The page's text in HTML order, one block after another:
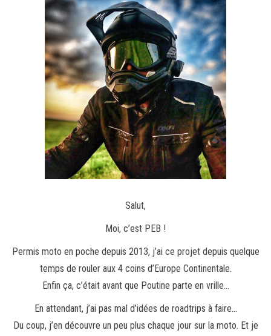
Salut,
Moi, c’est PEB !
Permis moto en poche depuis 2013, j’ai ce projet depuis quelque
temps de rouler aux 4 coins d’Europe Continentale.
Enfin ça, c’était avant que Poutine parte en vrille…
En attendant, j’ai pas mal d’idées de roadtrips à faire…
Du coup, j’en découvre un peu plus chaque jour sur la moto. Et je